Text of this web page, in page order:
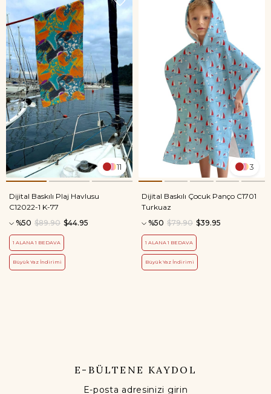
11
Dijital Baskılı Plaj Havlusu
C12022-1 K-77
%50
$44.95
$89.90
1 ALANA 1 BEDAVA
Büyük Yaz İndirimi
3
Dijital Baskılı Çocuk Panço C1701
Turkuaz
%50
$39.95
$79.90
1 ALANA 1 BEDAVA
Büyük Yaz İndirimi
E-BÜLTENE KAYDOL